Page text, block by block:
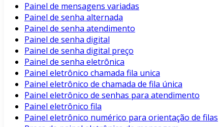
Painel de mensagens variadas
Painel de senha alternada
Painel de senha atendimento
Painel de senha digital
Painel de senha digital preço
Painel de senha eletrônica
Painel eletrônico chamada fila unica
Painel eletrônico de chamada de fila única
Painel eletrônico de senhas para atendimento
Painel eletrônico fila
Painel eletrônico numérico para orientação de filas